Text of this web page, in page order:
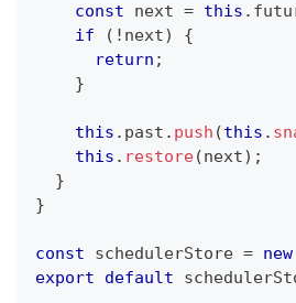
const next = this .
if
( ! next)
{
return ;
}
this . past . push (this .
this . restore(next) ;
}
}
const schedulerStore = new
export
default